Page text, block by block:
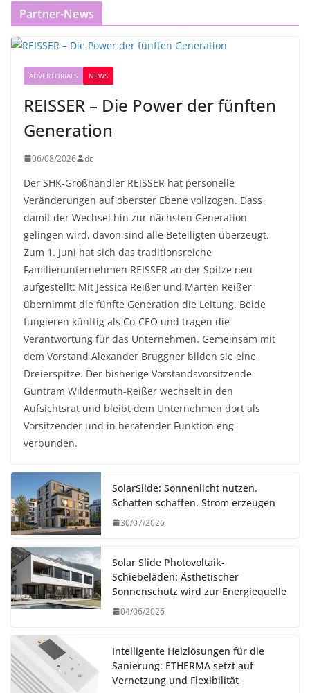
Partner-News
ADVERTORIALS NEWS
REISSER – Die Power der fünften
Generation
06/08/2026 dc
Der SHK-Großhändler REISSER hat personelle
Veränderungen auf oberster Ebene vollzogen. Dass
damit der Wechsel hin zur nächsten Generation
gelingen wird, davon sind alle Beteiligten überzeugt.
Zum 1. Juni hat sich das traditionsreiche
Familienunternehmen REISSER an der Spitze neu
aufgestellt: Mit Jessica Reißer und Marten Reißer
übernimmt die fünfte Generation die Leitung. Beide
fungieren künftig als Co-CEO und tragen die
Verantwortung für das Unternehmen. Gemeinsam mit
dem Vorstand Alexander Bruggner bilden sie eine
Dreierspitze. Der bisherige Vorstandsvorsitzende
Guntram Wildermuth-Reißer wechselt in den
Aufsichtsrat und bleibt dem Unternehmen dort als
Vorsitzender und in beratender Funktion eng
verbunden.
SolarSlide: Sonnenlicht nutzen.
Schatten schaffen. Strom erzeugen
30/07/2026
Solar Slide Photovoltaik-
Schiebeläden: Ästhetischer
Sonnenschutz wird zur Energiequelle
04/06/2026
Intelligente Heizlösungen für die
Sanierung: ETHERMA setzt auf
Vernetzung und Flexibilität